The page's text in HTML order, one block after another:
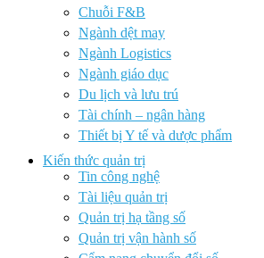
Chuỗi F&B
Ngành dệt may
Ngành Logistics
Ngành giáo dục
Du lịch và lưu trú
Tài chính – ngân hàng
Thiết bị Y tế và dược phẩm
Kiến thức quản trị
Tin công nghệ
Tài liệu quản trị
Quản trị hạ tầng số
Quản trị vận hành số